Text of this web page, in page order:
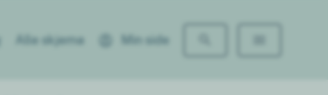
Alle skjema Min side